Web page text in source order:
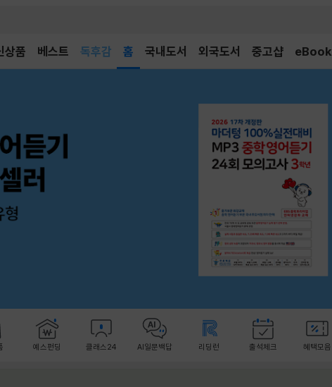
상품 베스트
어린이
홈 국내도서 외국도서 중고샵 eBook
예스펀딩 클래스24 AI일문백답 리딩런 출석체크 혜택모음